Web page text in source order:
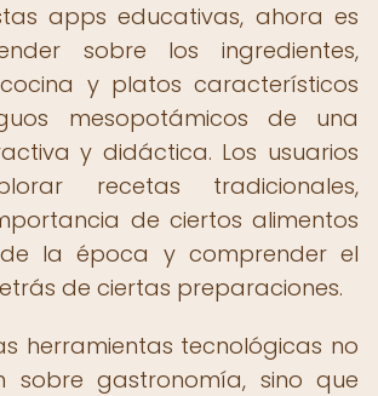
apps educativas, ahora es
sobre los ingredientes,
y platos característicos
mesopotámicos de una
y didáctica. Los usuarios
recetas tradicionales,
de ciertos alimentos
la época y comprender el
de ciertas preparaciones.
herramientas tecnológicas no
sobre gastronomía, sino que